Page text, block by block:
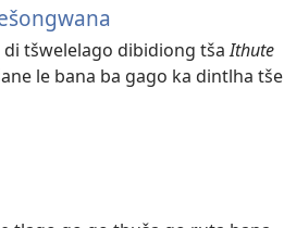
di tšwelelago dibidiong tšaIthute
le bana ba gago ka dintlha tše